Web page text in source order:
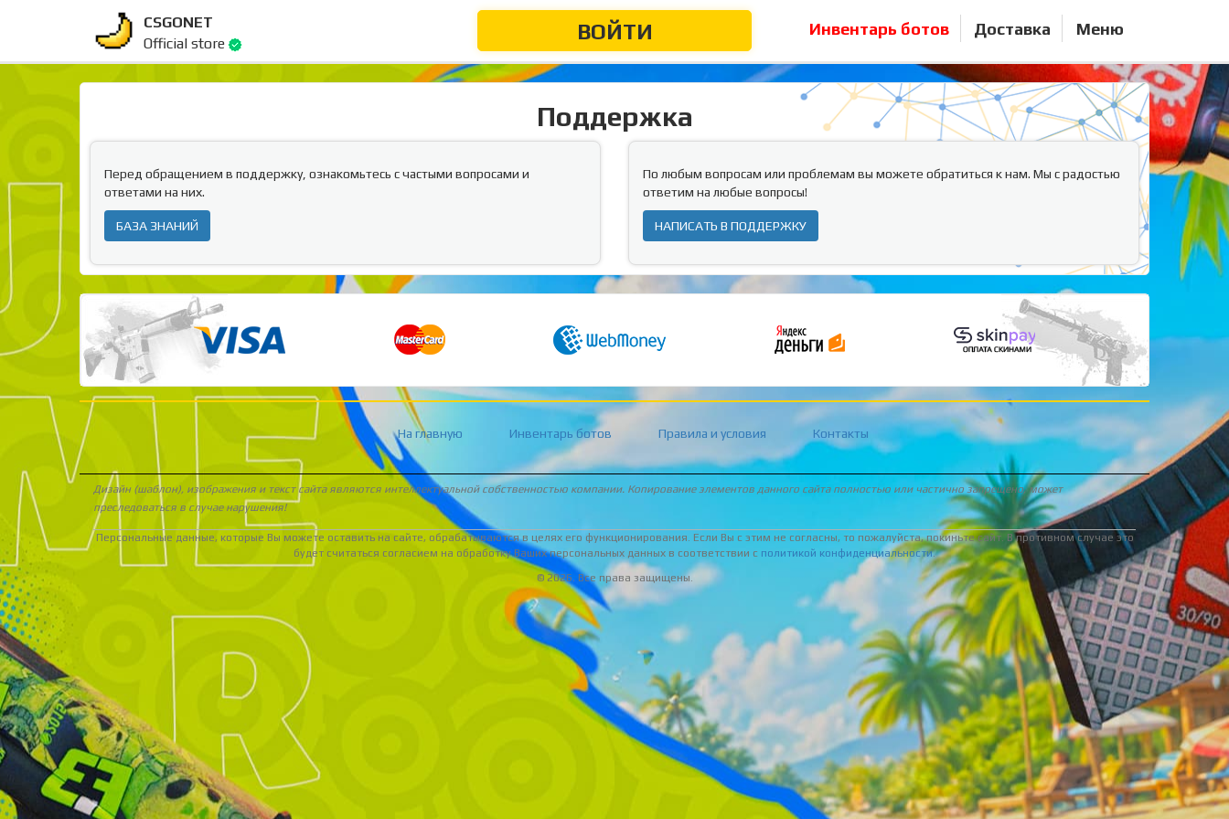
CSGONET
Official store
ВОЙТИ Инвентарь ботов Доставка Меню
Поддержка
Перед обращением в поддержку, ознакомьтесь с частыми вопросами и
ответами на них.
БАЗА ЗНАНИЙ
По любым вопросам или проблемам вы можете обратиться к нам. Мы с радостью
ответим на любые вопросы!
НАПИСАТЬ В ПОДДЕРЖКУ
На главную Инвентарь ботов Правила и условия Контакты
Дизайн (шаблон), изображения и текст сайта являются интеллектуальной собственностью компании. Копирование элементов данного сайта полностью или частично запрещено, может
преследоваться в случае нарушения!
Персональные данные, которые Вы можете оставить на сайте, обрабатываются в целях его функционирования. Если Вы с этим не согласны, то пожалуйста, покиньте сайт. В противном случае это
будет считаться согласием на обработку Ваших персональных данных в соответствии с политикой конфиденциальности.
© 2026. Все права защищены.